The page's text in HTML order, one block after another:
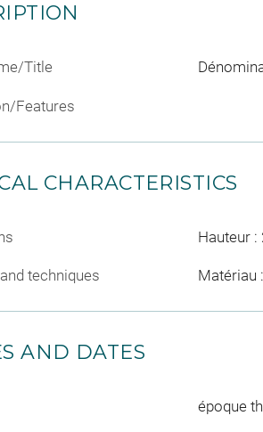
Title
Features
CHARACTERISTICS
Hauteur :
techniques Matériau
AND DATES
époque